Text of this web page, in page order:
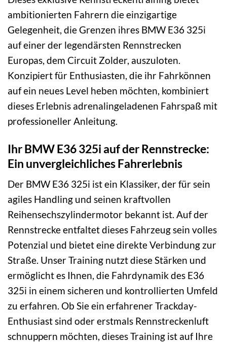
ambitionierten Fahrern die einzigartige
Gelegenheit, die Grenzen ihres BMW E36 325i
auf einer der legendärsten Rennstrecken
Europas, dem Circuit Zolder, auszuloten.
Konzipiert für Enthusiasten, die ihr Fahrkönnen
auf ein neues Level heben möchten, kombiniert
dieses Erlebnis adrenalingeladenen Fahrspaß mit
professioneller Anleitung.
Ihr BMW E36 325i auf der Rennstrecke:
Ein unvergleichliches Fahrerlebnis
Der BMW E36 325i ist ein Klassiker, der für sein
agiles Handling und seinen kraftvollen
Reihensechszylindermotor bekannt ist. Auf der
Rennstrecke entfaltet dieses Fahrzeug sein volles
Potenzial und bietet eine direkte Verbindung zur
Straße. Unser Training nutzt diese Stärken und
ermöglicht es Ihnen, die Fahrdynamik des E36
325i in einem sicheren und kontrollierten Umfeld
zu erfahren. Ob Sie ein erfahrener Trackday-
Enthusiast sind oder erstmals Rennstreckenluft
schnuppern möchten, dieses Training ist auf Ihre